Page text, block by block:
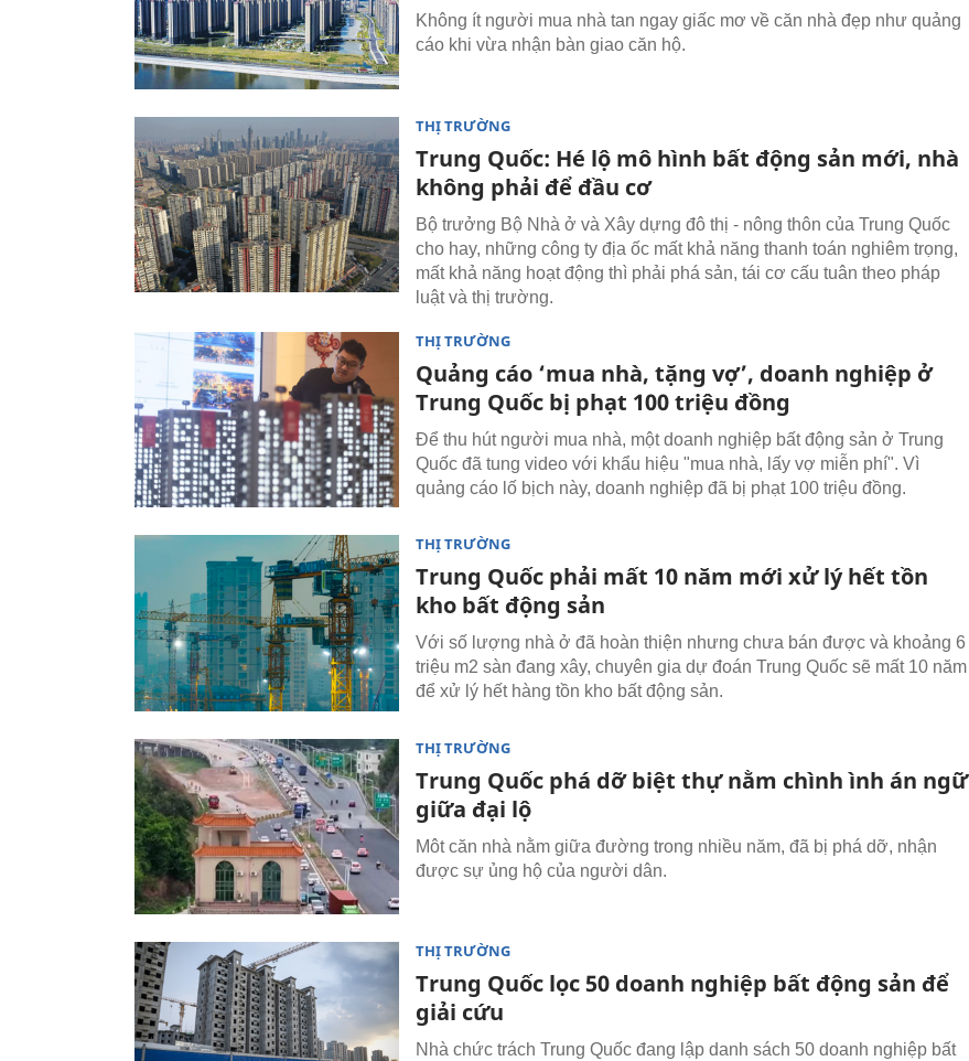
Không ít người mua nhà tan ngay giấc mơ về căn nhà đẹp như quảng
cáo khi vừa nhận bàn giao căn hộ.
THỊ TRƯỜNG
Trung Quốc: Hé lộ mô hình bất động sản mới, nhà
không phải để đầu cơ
Bộ trưởng Bộ Nhà ở và Xây dựng đô thị - nông thôn của Trung Quốc
cho hay, những công ty địa ốc mất khả năng thanh toán nghiêm trọng,
mất khả năng hoạt động thì phải phá sản, tái cơ cấu tuân theo pháp
luật và thị trường.
THỊ TRƯỜNG
Quảng cáo ‘mua nhà, tặng vợ’, doanh nghiệp ở
Trung Quốc bị phạt 100 triệu đồng
Để thu hút người mua nhà, một doanh nghiệp bất động sản ở Trung
Quốc đã tung video với khẩu hiệu "mua nhà, lấy vợ miễn phí". Vì
quảng cáo lố bịch này, doanh nghiệp đã bị phạt 100 triệu đồng.
THỊ TRƯỜNG
Trung Quốc phải mất 10 năm mới xử lý hết tồn
kho bất động sản
Với số lượng nhà ở đã hoàn thiện nhưng chưa bán được và khoảng 6
triệu m2 sàn đang xây, chuyên gia dự đoán Trung Quốc sẽ mất 10 năm
để xử lý hết hàng tồn kho bất động sản.
THỊ TRƯỜNG
Trung Quốc phá dỡ biệt thự nằm chình ình án ngữ
giữa đại lộ
Môt căn nhà nằm giữa đường trong nhiều năm, đã bị phá dỡ, nhận
được sự ủng hộ của người dân.
THỊ TRƯỜNG
Trung Quốc lọc 50 doanh nghiệp bất động sản để
giải cứu
Nhà chức trách Trung Quốc đang lập danh sách 50 doanh nghiệp bất